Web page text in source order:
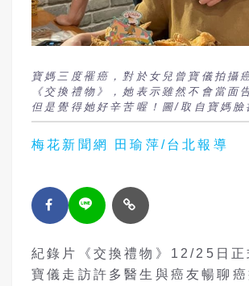
寶媽三度罹癌，對於女兒曾寶儀拍攝
《交換禮物》，她表示雖然不會當面
但是覺得她好辛苦喔！圖/取自寶媽臉
梅花新聞網 田瑜萍/台北報導
紀錄片《交換禮物》 12/25 日
寶儀走訪許多醫生與癌友暢聊癌